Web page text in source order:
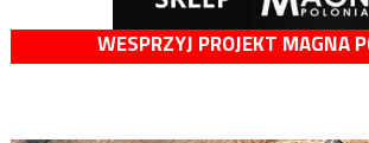
WESPRZYJ PROJEKT MAGNA